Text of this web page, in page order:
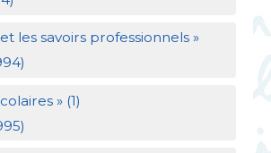
les savoirs professionnels »
» (1)